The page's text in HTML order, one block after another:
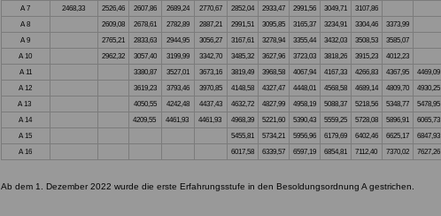
A 7
2468,33 2526,46 2607,86 2689,24 2770,67 2852,04 2933,47 2991,56 3049,71
3107,86
A 8
2609,08 2678,61 2782,89 2887,21 2991,51 3095,85 3165,37 3234,91 3304,46
3373,99
A 9
2765,21 2833,63 2944,95 3056,27 3167,61 3278,94 3355,44 3432,03 3508,53
3585,07
A 10
2962,32 3057,40 3199,99 3342,70 3485,32 3627,96 3723,03 3818,26 3915,23
4012,23
A 11
3380,87 3527,01 3673,16 3819,49 3968,58 4067,94 4167,33 4266,83 4367,95
4469,09
A 12
3619,23 3793,46 3970,85 4148,58 4327,47 4448,01 4568,58 4689,14 4809,70
4930,25
A 13
4050,55 4242,48 4437,43 4632,72 4827,99 4958,19 5088,37 5218,56 5348,77
5478,95
A 14
4209,55 4461,93 4461,93 4968,39 5221,60 5390,43 5559,25 5728,08 5896,91
6065,73
A 15
5455,81 5734,21 5956,96 6179,69 6402,46 6625,17
6847,93
A 16
6017,58 6339,57 6597,19 6854,81 7112,40 7370,02 7627,26
Ab dem 1. Dezember 2022 wurde die erste Erfahrungsstufe in den Besoldungsordnung A gestrichen.